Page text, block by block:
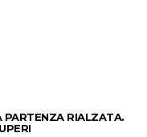
PARTENZA RIALZATA.